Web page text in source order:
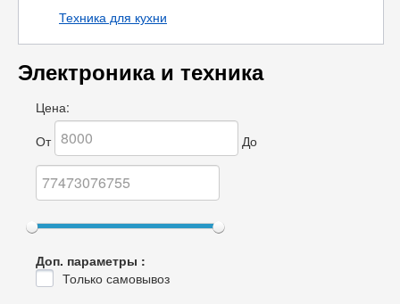
Техника для кухни
Электроника и техника
Цена:
От
До
Доп. параметры :
Только самовывоз